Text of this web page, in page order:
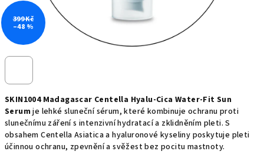
SKIN1004 Madagascar Centella Hyalu-Cica Water-Fit Sun
Serumje lehké sluneční sérum, které kombinuje ochranu proti
slunečnímu záření s intenzivní hydratací a zklidněním pleti. S
obsahem Centella Asiatica a hyaluronové kyseliny poskytuje pleti
účinnou ochranu, zpevnění a svěžest bez pocitu mastnoty.
399 Kč
–48 %